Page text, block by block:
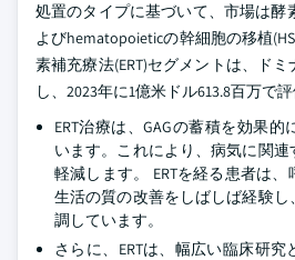
処置のタイプに基づいて、市場は酵
よびhematopoieticの幹細胞の移植
素補充療法(ERT)セグメントは、ド
し、2023年に1億米ドル613.8百万で
ERT治療は、GAGの蓄積を効果
います。これにより、病気に関
軽減します。 ERTを経る患者は
生活の質の改善をしばしば経験
調しています。
さらに、ERTは、幅広い臨床研